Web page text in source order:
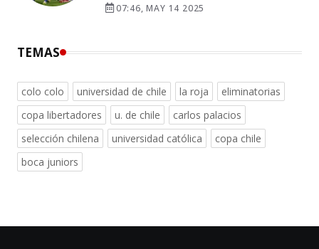
07:46, MAY 14 2025
TEMAS
colo colo universidad de chile la roja
eliminatorias
copa libertadores
u. de chile
carlos palacios
selección chilena
universidad católica
copa chile
boca juniors